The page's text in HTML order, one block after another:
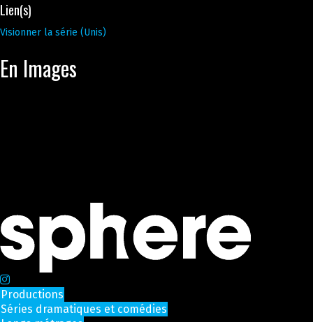
Lien(s)
Visionner la série (Unis)
En Images
Productions
Séries dramatiques et comédies